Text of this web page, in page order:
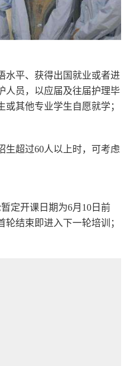
水平、获得出国就业或者进
人员，以应届及往届护理毕
其他专业学生自愿就学；
生超过60人以上时，可考虑
定开课日期为6月10日前
结束即进入下一轮培训；